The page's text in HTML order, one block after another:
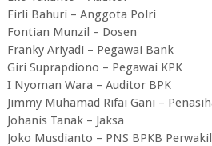
Firli Bahuri – Anggota Polri
Fontian Munzil – Dosen
Franky Ariyadi – Pegawai Bank
Giri Suprapdiono – Pegawai KPK
I Nyoman Wara – Auditor BPK
Jimmy Muhamad Rifai Gani –
Johanis Tanak – Jaksa
Joko Musdianto – PNS BPKB